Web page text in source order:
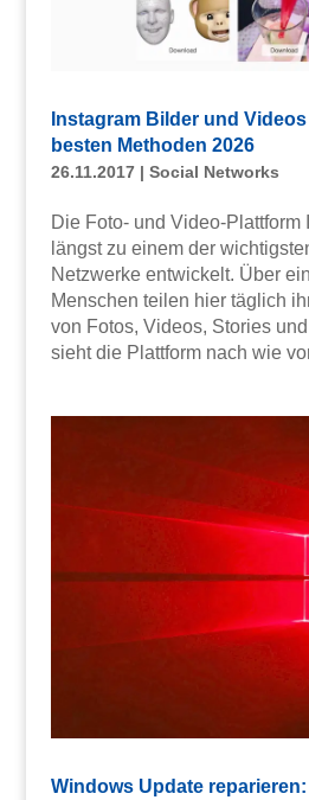
Instagram Bilder und
besten Methoden 2026
26.11.2017| Social Networks
Die Foto- und Video-Plattform
längst zu einem der
Netzwerke entwickelt. Über
Menschen teilen hier täglich
von Fotos, Videos, Stories
sieht die Plattform nach wie
Windows Update